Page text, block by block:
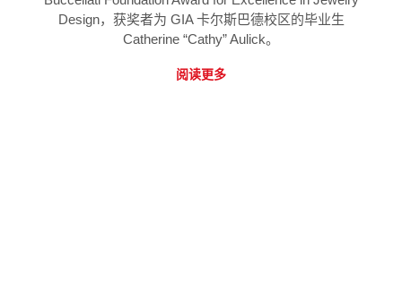
Design，获奖者为 GIA 卡尔斯巴德校区的毕业生
Catherine “Cathy” Aulick。
阅读更多